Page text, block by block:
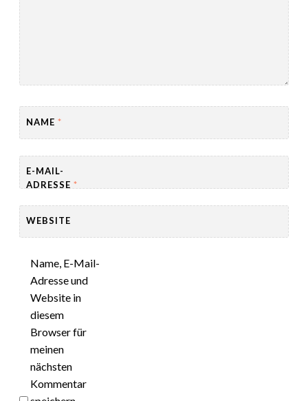
NAME *
E-MAIL-
ADRESSE *
WEBSITE
Name, E-Mail-
Adresse und
Website in
diesem
Browser für
meinen
nächsten
Kommentar